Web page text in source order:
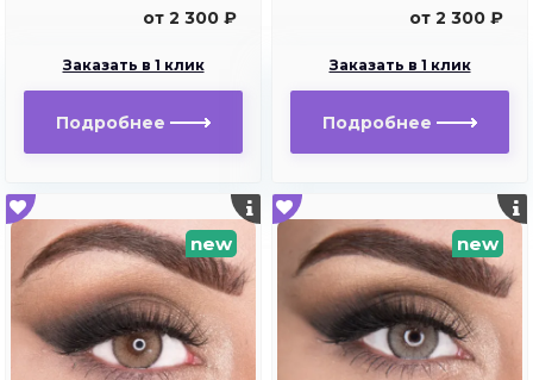
от 2 300 ₽
Заказать в 1 клик
Подробнее
от 2 300 ₽
Заказать в 1 клик
Подробнее
new new